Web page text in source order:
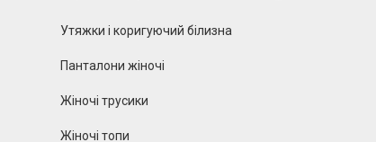
Утяжки і коригуючий білизна
Панталони жіночі
Жіночі трусики
Жіночі топи